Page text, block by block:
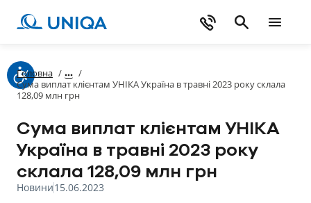
Головна /
/
Сума виплат клієнтам УНІКА Україна в травні 2023 року склала
128,09 млн грн
Сума виплат клієнтам УНІКА
Україна в травні 2023 року
склала 128,09 млн грн
Новини15.06.2023